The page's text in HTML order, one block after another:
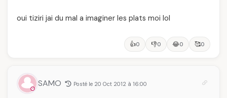
oui tiziri jai du mal a imaginer les plats moi lol
👍0 👎0 😂0 🥰0
SAMO Posté le 20 Oct 2012 à 16:00